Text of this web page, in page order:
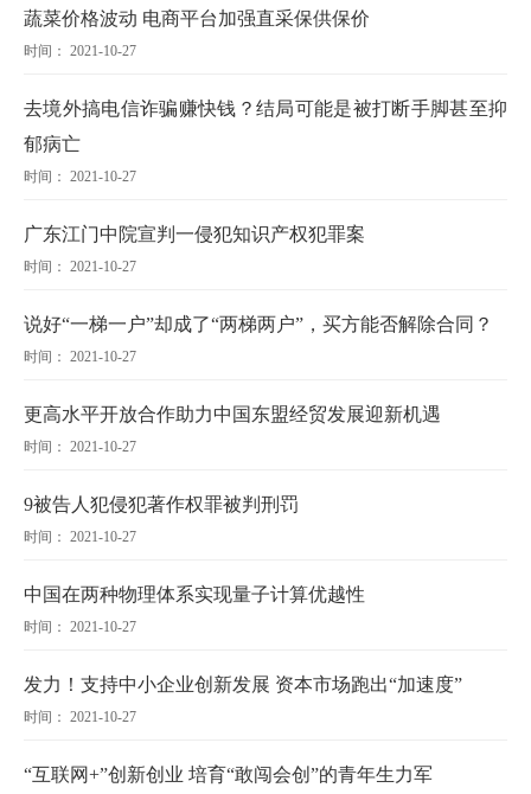
蔬菜价格波动 电商平台加强直采保供保价
时间： 2021-10-27
去境外搞电信诈骗赚快钱？结局可能是被打断手脚甚至抑
郁病亡
时间： 2021-10-27
广东江门中院宣判一侵犯知识产权犯罪案
时间： 2021-10-27
说好“一梯一户”却成了“两梯两户”，买方能否解除合同？
时间： 2021-10-27
更高水平开放合作助力中国东盟经贸发展迎新机遇
时间： 2021-10-27
9被告人犯侵犯著作权罪被判刑罚
时间： 2021-10-27
中国在两种物理体系实现量子计算优越性
时间： 2021-10-27
发力！支持中小企业创新发展 资本市场跑出“加速度”
时间： 2021-10-27
“互联网+”创新创业 培育“敢闯会创”的青年生力军